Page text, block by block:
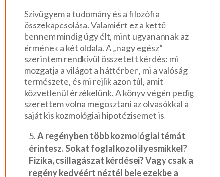
Szívügyem a tudomány és a filozófia
összekapcsolása. Valamiért ez a kettő
bennem mindig úgy élt, mint ugyanannak az
érmének a két oldala. A „nagy egész”
szerintem rendkívül összetett kérdés: mi
mozgatja a világot a háttérben, mi a valóság
természete, és mi rejlik azon túl, amit
közvetlenül érzékelünk. A könyv végén pedig
szerettem volna megosztani az olvasókkal a
saját kis kozmológiai hipotézisemet is.
A regényben több kozmológiai témát
érintesz. Sokat foglalkozol ilyesmikkel?
Fizika, csillagászat kérdései? Vagy csak a
regény kedvéért néztél bele ezekbe a